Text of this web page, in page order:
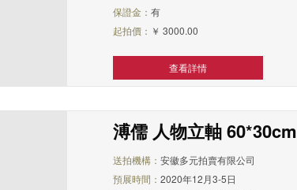
保證金： 有
起拍價： ￥ 3000.00
查看詳情
溥儒 人物立軸 60*30cm
送拍機構： 安徽多元拍賣有限公司
預展時間： 2020年12月3-5日